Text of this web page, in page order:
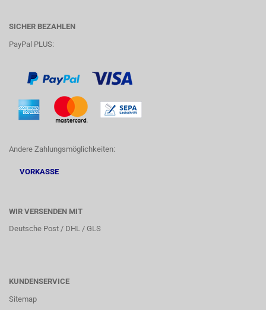
SICHER BEZAHLEN
PayPal PLUS:
Andere Zahlungsmöglichkeiten:
VORKASSE
WIR VERSENDEN MIT
Deutsche Post / DHL / GLS
KUNDENSERVICE
Sitemap